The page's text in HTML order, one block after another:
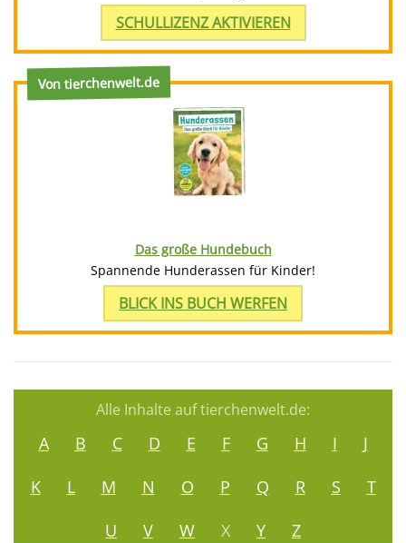
SCHULLIZENZ AKTIVIEREN
Von tierchenwelt.de
Das große Hundebuch
Spannende Hunderassen für Kinder!
BLICK INS BUCH WERFEN
Alle Inhalte auf tierchenwelt.de:
A B C D E F G H I
J
K
L M N O P Q R S
T
U
V W X Y Z